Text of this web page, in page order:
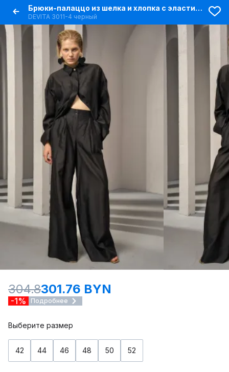
Брюки-палаццо из шелка и хлопка с эластичным поясом
DEVITA 3011-4 черный
304.8301.76 BYN
-1% Подробнее
Выберите размер
42 44 46 48 50 52